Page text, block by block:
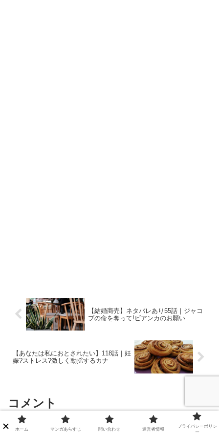
【結婚商売】ネタバレあり55話｜ジャコ
ブの命を奪って!ビアンカのお願い
【あなたは私におとされたい】118話｜妊
娠?ストレス?激しく動揺するカナ
コメント
ホーム マンガあらすじ 問い合わせ 運営者情報
プライバシーポリシ
ー